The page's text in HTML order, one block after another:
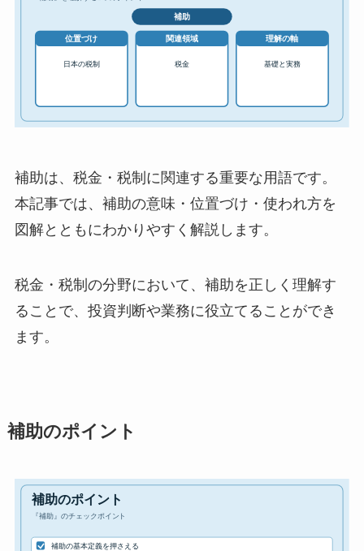
補助は、税金・税制に関連する重要な用語です。
本記事では、補助の意味・位置づけ・使われ方を
図解とともにわかりやすく解説します。
税金・税制の分野において、補助を正しく理解す
ることで、投資判断や業務に役立てることができ
ます。
補助のポイント